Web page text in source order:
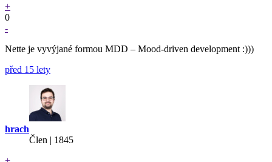
+
0
-
Nette je vyvýjané formou MDD – Mood-driven development :)))
před 15 lety
hrach
Člen | 1845